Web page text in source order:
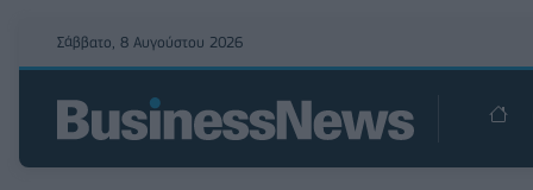
Σάββατο, 8 Αυγούστου 2026